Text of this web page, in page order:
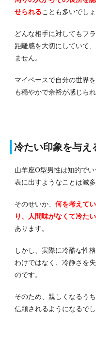
せられることも多いでしょ
どんな相手に対してもフ
距離感を大切にしていて
ません。
マイペースで自分の世界
も穏やかで余裕が感じられ
冷たい印象を与え
山羊座O型男性は知的で
表に出すようなことは滅多
そのせいか、 何を考えて
り、人間味がなくて冷た
あります。
しかし、実際に冷酷な性
わけではなく、冷静さを
のです。
そのため、親しくなるう
信頼されるようになるでし